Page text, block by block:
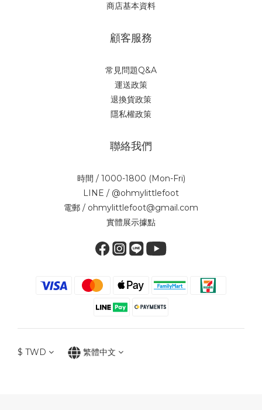
商店基本資料
顧客服務
常見問題Q&A
運送政策
退換貨政策
隱私權政策
聯絡我們
時間 / 1000-1800 (Mon-Fri)
LINE / @ohmylittlefoot
電郵 / ohmylittlefoot@gmail.com
實體展示據點
$ TWD 繁體中文